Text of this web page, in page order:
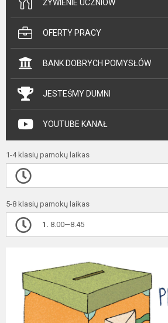
ŻYWIENIE UCZNIÓW
OFERTY PRACY
BANK DOBRYCH POMYSŁÓW
JESTEŚMY DUMNI
YOUTUBE KANAŁ
1-4 klasių pamokų laikas
5-8 klasių pamokų laikas
1. 8.00—8.45